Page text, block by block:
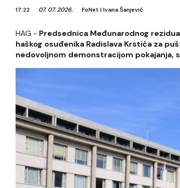
17:22 07. 07. 2026. FoNet |Ivana Šanjević
HAG - Predsednica Međunarodnog
haškog osuđenika Radislava Krstića za
nedovoljnom demonstracijom pokajanja,